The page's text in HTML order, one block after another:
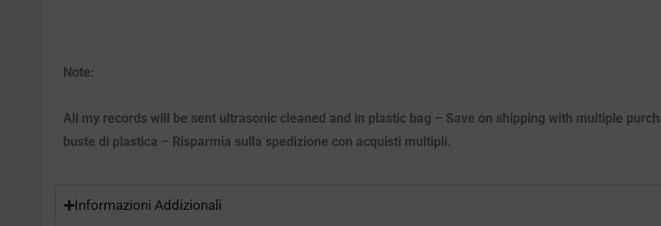
Note:
All my records will be sent ultrasonic cleaned and in plastic bag – Save on shipping with multiple
buste di plastica – Risparmia sulla spedizione con acquisti multipli.
Informazioni Addizionali